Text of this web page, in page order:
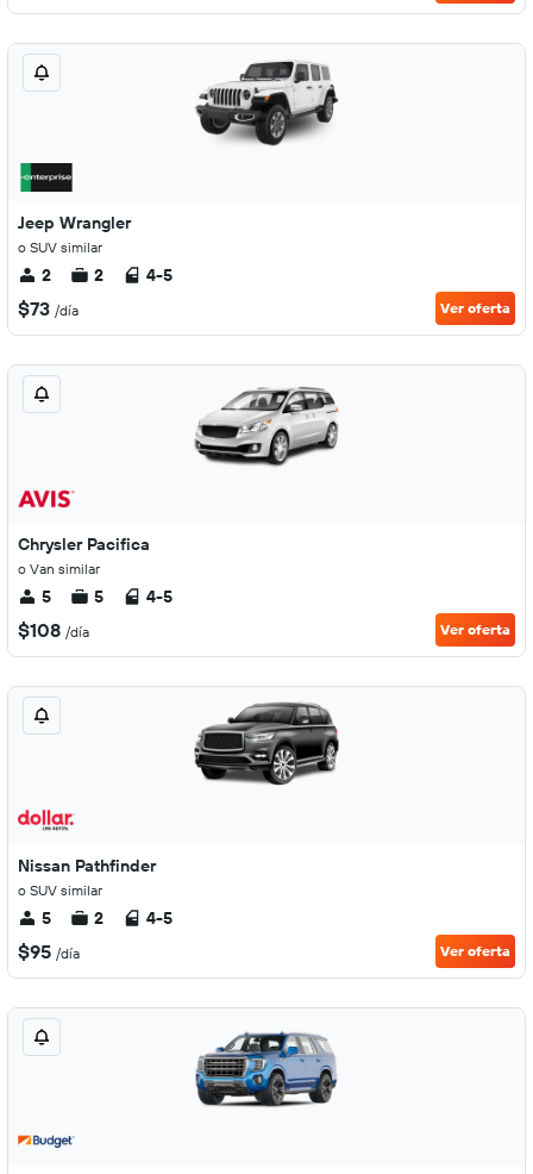
Jeep Wrangler
o SUV similar
2 2 4-5
$73 /día Ver oferta
Chrysler Pacifica
o Van similar
5 5 4-5
$108 /día Ver oferta
Nissan Pathfinder
o SUV similar
5 2 4-5
$95 /día Ver oferta